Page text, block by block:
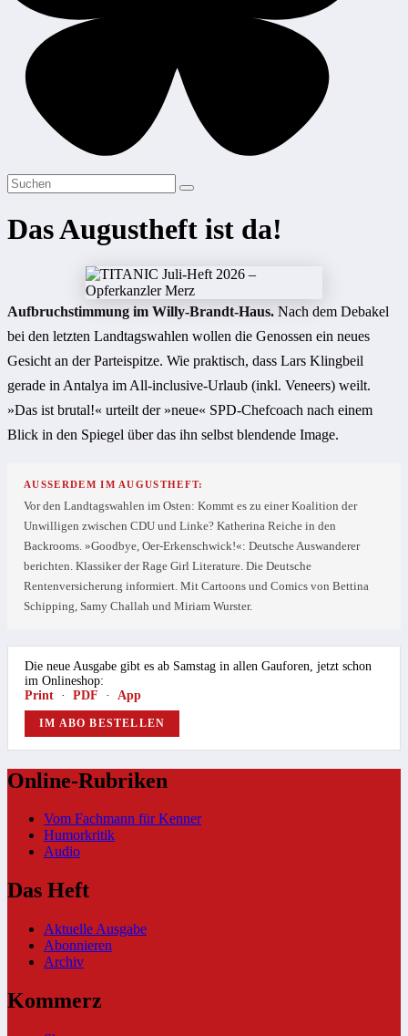
Das Augustheft ist da!
Aufbruchstimmung im Willy-Brandt-Haus. Nach dem Debakel
bei den letzten Landtagswahlen wollen die Genossen ein neues
Gesicht an der Parteispitze. Wie praktisch, dass Lars Klingbeil
gerade in Antalya im All-inclusive-Urlaub (inkl. Veneers) weilt.
»Das ist brutal!« urteilt der »neue« SPD-Chefcoach nach einem
Blick in den Spiegel über das ihn selbst blendende Image.
AUSSERDEM IM AUGUSTHEFT:
Vor den Landtagswahlen im Osten: Kommt es zu einer Koalition der
Unwilligen zwischen CDU und Linke? Katherina Reiche in den
Backrooms. »Goodbye, Oer-Erkenschwick!«: Deutsche Auswanderer
berichten. Klassiker der Rage Girl Literature. Die Deutsche
Rentenversicherung informiert. Mit Cartoons und Comics von Bettina
Schipping, Samy Challah und Miriam Wurster.
Die neue Ausgabe gibt es ab Samstag in allen Gauforen, jetzt schon
im Onlineshop:
Print · PDF · App
IM ABO BESTELLEN
Online-Rubriken
Vom Fachmann für Kenner
Humorkritik
Audio
Das Heft
Aktuelle Ausgabe
Abonnieren
Archiv
Kommerz